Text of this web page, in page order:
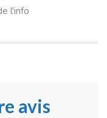
l'info
avis